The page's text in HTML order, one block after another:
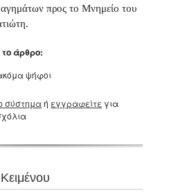
προς το Μνημείο του
άρθρο:
ψήφοι
σύστημαή εγγραφείτε για